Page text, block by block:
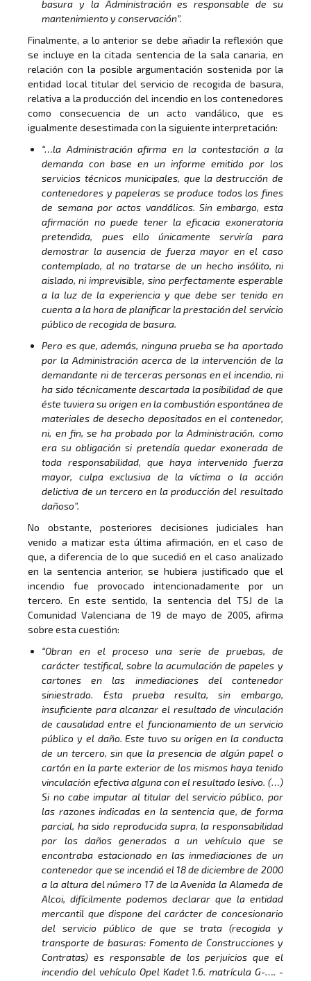
basura y la Administración es responsable de su
mantenimiento y conservación”.
Finalmente, a lo anterior se debe añadir la reflexión que
se incluye en la citada sentencia de la sala canaria, en
relación con la posible argumentación sostenida por la
entidad local titular del servicio de recogida de basura,
relativa a la producción del incendio en los contenedores
como consecuencia de un acto vandálico, que es
igualmente desestimada con la siguiente interpretación:
“…la Administración afirma en la contestación a la
demanda con base en un informe emitido por los
servicios técnicos municipales, que la destrucción de
contenedores y papeleras se produce todos los fines
de semana por actos vandálicos. Sin embargo, esta
afirmación no puede tener la eficacia exoneratoria
pretendida, pues ello únicamente serviría para
demostrar la ausencia de fuerza mayor en el caso
contemplado, al no tratarse de un hecho insólito, ni
aislado, ni imprevisible, sino perfectamente esperable
a la luz de la experiencia y que debe ser tenido en
cuenta a la hora de planificar la prestación del servicio
público de recogida de basura.
Pero es que, además, ninguna prueba se ha aportado
por la Administración acerca de la intervención de la
demandante ni de terceras personas en el incendio, ni
ha sido técnicamente descartada la posibilidad de que
éste tuviera su origen en la combustión espontánea de
materiales de desecho depositados en el contenedor,
ni, en fin, se ha probado por la Administración, como
era su obligación si pretendía quedar exonerada de
toda responsabilidad, que haya intervenido fuerza
mayor, culpa exclusiva de la víctima o la acción
delictiva de un tercero en la producción del resultado
dañoso”.
No obstante, posteriores decisiones judiciales han
venido a matizar esta última afirmación, en el caso de
que, a diferencia de lo que sucedió en el caso analizado
en la sentencia anterior, se hubiera justificado que el
incendio fue provocado intencionadamente por un
tercero. En este sentido, la sentencia del TSJ de la
Comunidad Valenciana de 19 de mayo de 2005, afirma
sobre esta cuestión:
“Obran en el proceso una serie de pruebas, de
carácter testifical, sobre la acumulación de papeles y
cartones en las inmediaciones del contenedor
siniestrado. Esta prueba resulta, sin embargo,
insuficiente para alcanzar el resultado de vinculación
de causalidad entre el funcionamiento de un servicio
público y el daño. Este tuvo su origen en la conducta
de un tercero, sin que la presencia de algún papel o
cartón en la parte exterior de los mismos haya tenido
vinculación efectiva alguna con el resultado lesivo. (…)
Si no cabe imputar al titular del servicio público, por
las razones indicadas en la sentencia que, de forma
parcial, ha sido reproducida supra, la responsabilidad
por los daños generados a un vehículo que se
encontraba estacionado en las inmediaciones de un
contenedor que se incendió el 18 de diciembre de 2000
a la altura del número 17 de la Avenida la Alameda de
Alcoi, difícilmente podemos declarar que la entidad
mercantil que dispone del carácter de concesionario
del servicio público de que se trata (recogida y
transporte de basuras: Fomento de Construcciones y
Contratas) es responsable de los perjuicios que el
incendio del vehículo Opel Kadet 1.6. matrícula G-…. -